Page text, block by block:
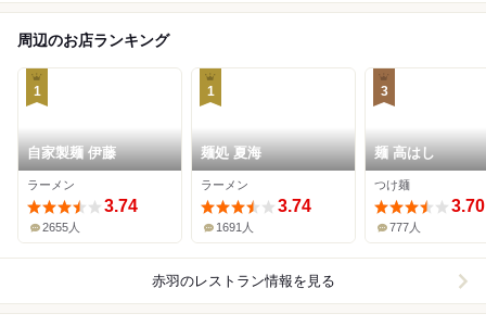
周辺のお店ランキング
1
自家製麺 伊藤
ラーメン
3.74
2655人
1
麺処 夏海
ラーメン
3.74
1691人
3
麺 高はし
つけ麺
3.70
777人
赤羽のレストラン情報を見る